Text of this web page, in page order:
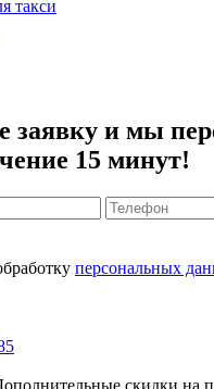
такси
заявку и мы
15 минут!
персональных